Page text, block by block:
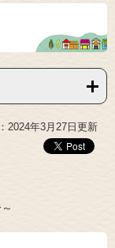
2024年3月27日更新